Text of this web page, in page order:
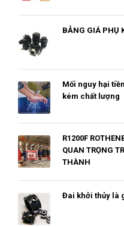
BẢNG GIÁ PHỤ
Mối nguy hại
kém chất lượng
R1200F
QUAN TRỌNG
THÀNH
Đai khởi thủy là